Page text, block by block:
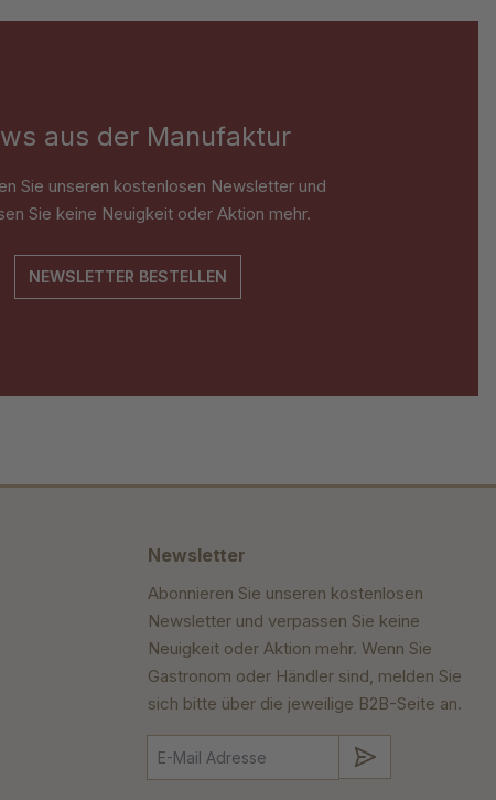
aus der Manufaktur
Sie unseren kostenlosen Newsletter und
Sie keine Neuigkeit oder Aktion mehr.
NEWSLETTER BESTELLEN
Newsletter
Abonnieren Sie unseren kostenlosen
Newsletter und verpassen Sie keine
Neuigkeit oder Aktion mehr. Wenn Sie
Gastronom oder Händler sind, melden Sie
sich bitte über die jeweilige B2B-Seite an.